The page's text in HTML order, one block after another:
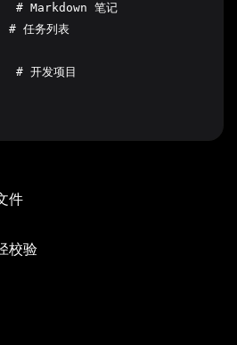
Markdown 笔记
任务列表
开发项目
件
校验